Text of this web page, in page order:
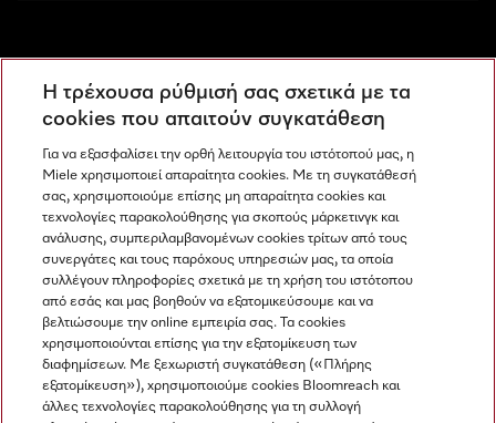
Ανακαλύψτε τα Miele Experience Center
Newsletter
Miele στο Instagram
Miele στο Facebook
Miele στο Youtube
Η τρέχουσα ρύθμισή σας σχετικά με τα
cookies που απαιτούν συγκατάθεση
Για να εξασφαλίσει την ορθή λειτουργία του ιστότοπού μας, η
Miele χρησιμοποιεί απαραίτητα cookies. Με τη συγκατάθεσή
σας, χρησιμοποιούμε επίσης μη απαραίτητα cookies και
τεχνολογίες παρακολούθησης για σκοπούς μάρκετινγκ και
ανάλυσης, συμπεριλαμβανομένων cookies τρίτων από τους
συνεργάτες και τους παρόχους υπηρεσιών μας, τα οποία
συλλέγουν πληροφορίες σχετικά με τη χρήση του ιστότοπου
από εσάς και μας βοηθούν να εξατομικεύσουμε και να
βελτιώσουμε την online εμπειρία σας. Τα cookies
χρησιμοποιούνται επίσης για την εξατομίκευση των
διαφημίσεων. Με ξεχωριστή συγκατάθεση («Πλήρης
εξατομίκευση»), χρησιμοποιούμε cookies Bloomreach και
άλλες τεχνολογίες παρακολούθησης για τη συλλογή